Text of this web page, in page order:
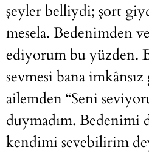
şeyler belliydi; şort
mesela. Bedenimden
ediyorum bu yüzden.
sevmesi bana
ailemden “Seni
duymadım. Bedenimi
kendimi sevebilirim